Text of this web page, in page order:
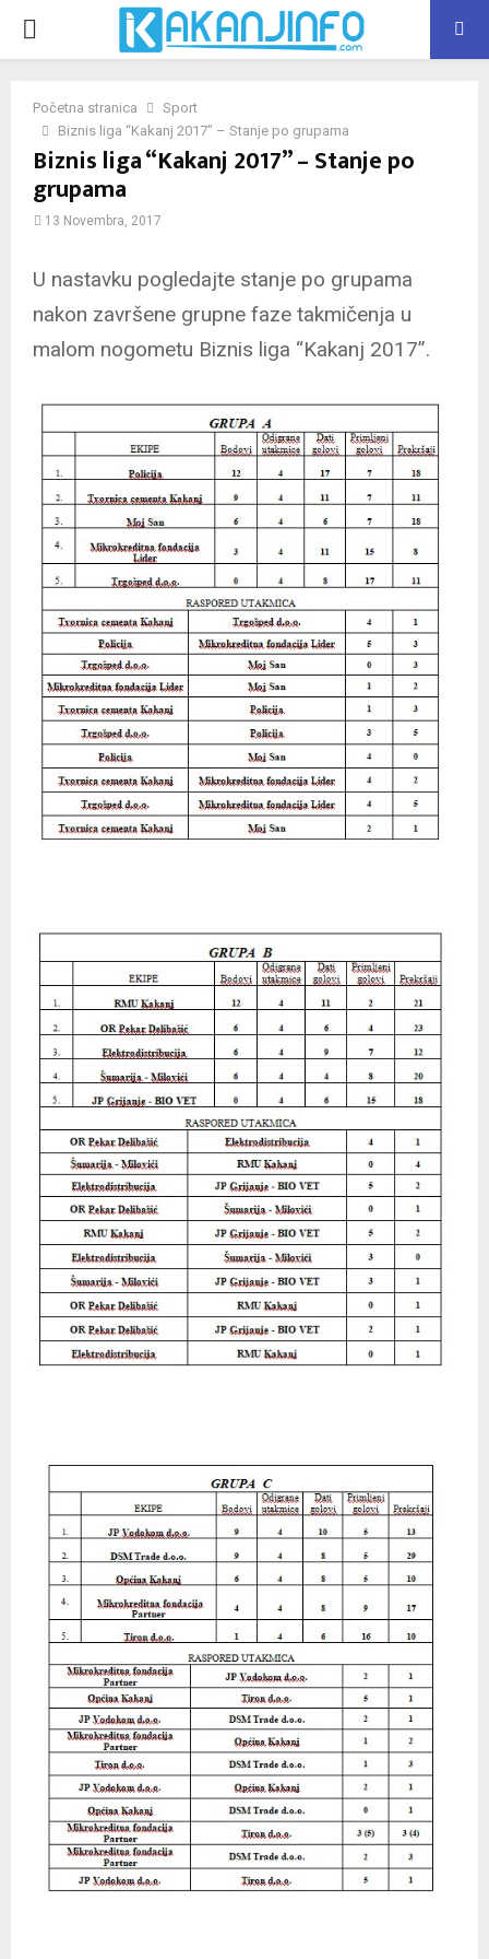
PRIMARY
Početna stranica
Sport
Biznis liga “Kakanj 2017” – Stanje po grupama
Biznis liga “Kakanj 2017” – Stanje po
grupama
13 Novembra, 2017
U nastavku pogledajte stanje po grupama
nakon završene grupne faze takmičenja u
malom nogometu Biznis liga “Kakanj 2017”.